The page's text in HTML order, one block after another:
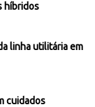
híbridos
linha utilitária em
cuidados